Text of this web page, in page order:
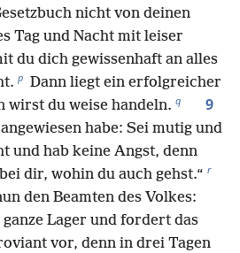
nicht von deinen
Tag und Nacht mit leiser
du dich gewissenhaft an alles
p Dann liegt ein erfolgreicher
wirst du weise handeln. q 9
habe: Sei mutig und
und hab keine Angst, denn
dir, wohin du auch gehst.“ r
den Beamten des Volkes:
ganze Lager und fordert das
vor, denn in drei Tagen